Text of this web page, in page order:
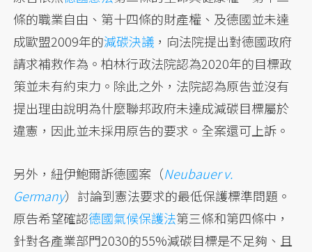
條的職業自由、第十四條的財產權、及德國並未達
成歐盟2009年的減碳決議 ，向法院提出對德國政府
請求補救作為。柏林行政法院認為2020年的目標政
策並未有約束力。除此之外，法院認為原告並沒有
提出理由說明為什麼聯邦政府未達成減碳目標屬於
違憲，因此並未採用原告的要求。全案還可上訴。
另外，紐伊鮑爾訴德國案（Neubauer v.
Germany）討論到憲法要求的最低保護標準問題。
原告希望確認德國氣候保護法第三條和第四條中，
針對各產業部門2030的55%減碳目標是不足夠、且